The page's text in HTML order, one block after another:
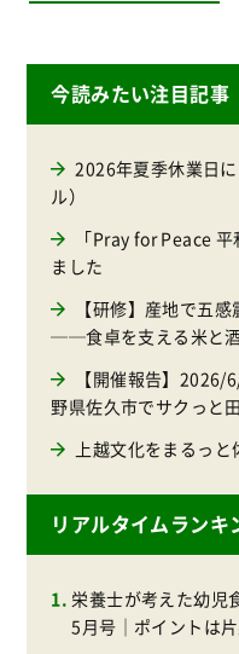
今読みたい注目記事
2026年夏季休業日
ル）
「Pray for Peace
ました
【研修】産地で五
──食卓を支える米と
【開催報告】
野県佐久市でサクっと
上越文化をまるっ
リアルタイムランキ
栄養士が考えた幼児
5月号｜ポイントは